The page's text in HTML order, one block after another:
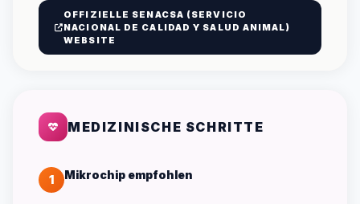
OFFIZIELLE SENACSA (SERVICIO
NACIONAL DE CALIDAD Y SALUD ANIMAL)
WEBSITE
MEDIZINISCHE SCHRITTE
1 Mikrochip empfohlen